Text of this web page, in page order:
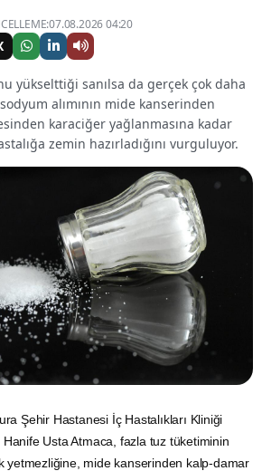
04:20
yükselttiği sanılsa da gerçek çok daha
alımının mide kanserinden
karaciğer yağlanmasına kadar
zemin hazırladığını vurguluyor.
Şehir Hastanesi İç Hastalıkları Kliniği
Usta Atmaca, fazla tuz tüketiminin
yetmezliğine, midekanserinden kalp-damar